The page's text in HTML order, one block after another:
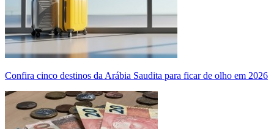
Confira cinco destinos da Arábia Saudita para ficar de olho em 2026